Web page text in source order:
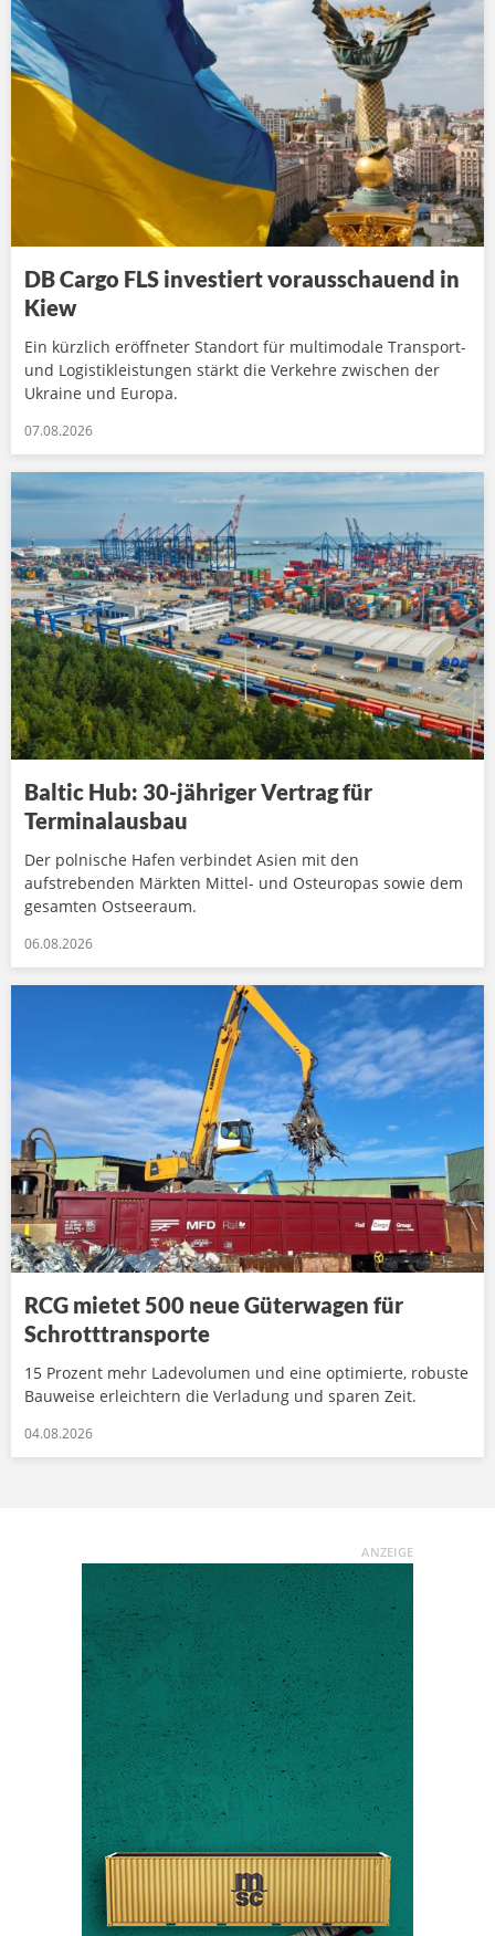
DB Cargo FLS investiert vorausschauend in
Kiew
Ein kürzlich eröffneter Standort für multimodale Transport-
und Logistikleistungen stärkt die Verkehre zwischen der
Ukraine und Europa.
07.08.2026
Baltic Hub: 30-jähriger Vertrag für
Terminalausbau
Der polnische Hafen verbindet Asien mit den
aufstrebenden Märkten Mittel- und Osteuropas sowie dem
gesamten Ostseeraum.
06.08.2026
RCG mietet 500 neue Güterwagen für
Schrotttransporte
15 Prozent mehr Ladevolumen und eine optimierte, robuste
Bauweise erleichtern die Verladung und sparen Zeit.
04.08.2026
ANZEIGE